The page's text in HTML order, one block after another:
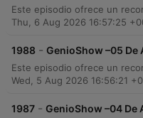
Thu, 6 Aug 2026 16:57:25
1988 - GenioShow –05
Wed, 5 Aug 2026 16:56:21
1987 - GenioShow –04 De